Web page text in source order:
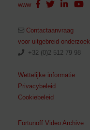
www
Contactaanvraag
voor uitgebreid onderzoek
+32 (0)2 512 79 98
Wettelijke informatie
Privacybeleid
Cookiebeleid
Fortunoff Video Archive